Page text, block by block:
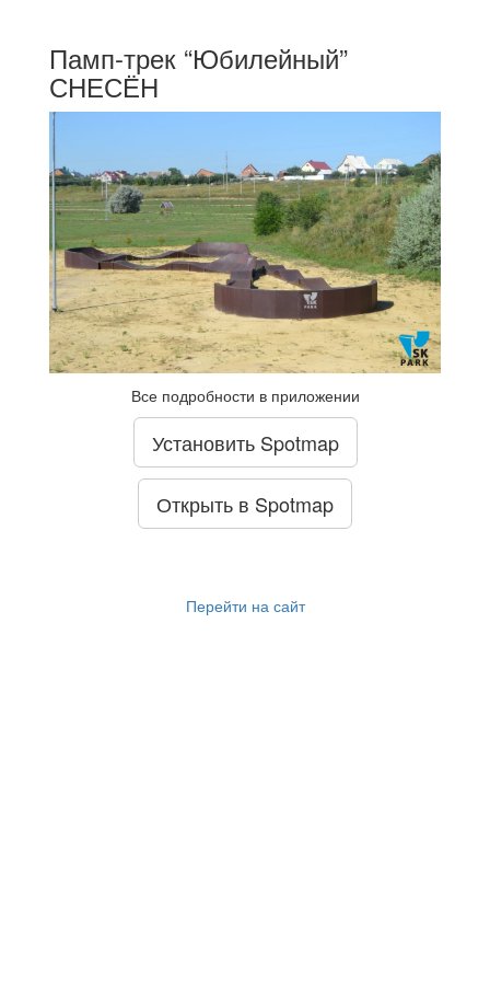
Памп-трек “Юбилейный”
СНЕСЁН
Все подробности в приложении
Установить Spotmap
Открыть в Spotmap
Перейти на сайт